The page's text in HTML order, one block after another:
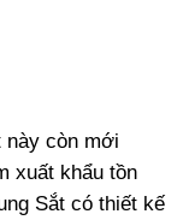
này còn mới
xuất khẩu tồn
Sắt có thiết kế